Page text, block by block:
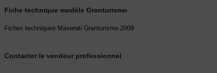
Fiche technique modèle Granturismo
Fiches techniques Maserati Granturismo 2009
Contacter le vendeur professionnel